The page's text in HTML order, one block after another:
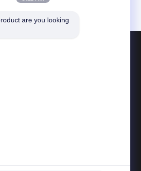
are you looking